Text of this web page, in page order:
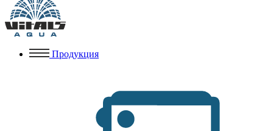
Продукция